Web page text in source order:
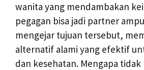
wanita yang mendambakan
pegagan bisa jadi partner
mengejar tujuan tersebut,
alternatif alami yang efektif
dan kesehatan. Mengapa